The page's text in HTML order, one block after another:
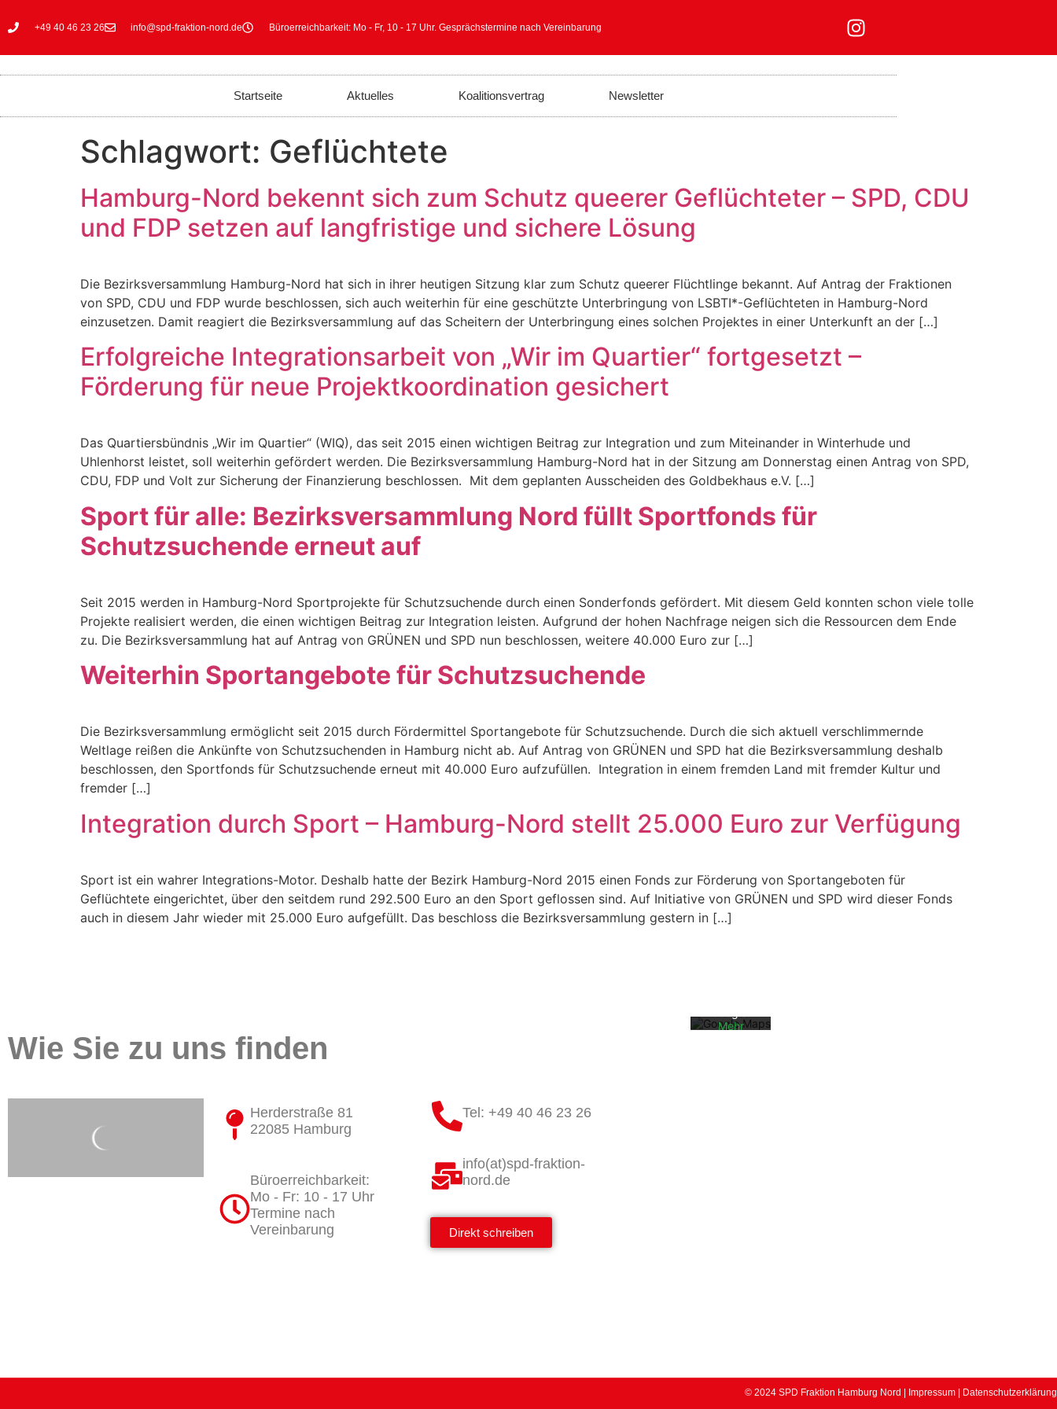
+49 40 46 23 26 info@spd-fraktion-nord.de Büroerreichbarkeit: Mo - Fr, 10 - 17 Uhr. Gesprächstermine nach Vereinbarung
Startseite Aktuelles Koalitionsvertrag Newsletter
Schlagwort: Geflüchtete
Hamburg-Nord bekennt sich zum Schutz queerer Geflüchteter – SPD, CDU
und FDP setzen auf langfristige und sichere Lösung
Die Bezirksversammlung Hamburg-Nord hat sich in ihrer heutigen Sitzung klar zum Schutz queerer Flüchtlinge bekannt. Auf Antrag der Fraktionen
von SPD, CDU und FDP wurde beschlossen, sich auch weiterhin für eine geschützte Unterbringung von LSBTI*-Geflüchteten in Hamburg-Nord
einzusetzen. Damit reagiert die Bezirksversammlung auf das Scheitern der Unterbringung eines solchen Projektes in einer Unterkunft an der […]
Erfolgreiche Integrationsarbeit von „Wir im Quartier“ fortgesetzt –
Förderung für neue Projektkoordination gesichert
Das Quartiersbündnis „Wir im Quartier“ (WIQ), das seit 2015 einen wichtigen Beitrag zur Integration und zum Miteinander in Winterhude und
Uhlenhorst leistet, soll weiterhin gefördert werden. Die Bezirksversammlung Hamburg-Nord hat in der Sitzung am Donnerstag einen Antrag von SPD,
CDU, FDP und Volt zur Sicherung der Finanzierung beschlossen. Mit dem geplanten Ausscheiden des Goldbekhaus e.V. […]
Sport für alle: Bezirksversammlung Nord füllt Sportfonds für
Schutzsuchende erneut auf
Seit 2015 werden in Hamburg-Nord Sportprojekte für Schutzsuchende durch einen Sonderfonds gefördert. Mit diesem Geld konnten schon viele tolle
Projekte realisiert werden, die einen wichtigen Beitrag zur Integration leisten. Aufgrund der hohen Nachfrage neigen sich die Ressourcen dem Ende
zu. Die Bezirksversammlung hat auf Antrag von GRÜNEN und SPD nun beschlossen, weitere 40.000 Euro zur […]
Weiterhin Sportangebote für Schutzsuchende
Die Bezirksversammlung ermöglicht seit 2015 durch Fördermittel Sportangebote für Schutzsuchende. Durch die sich aktuell verschlimmernde
Weltlage reißen die Ankünfte von Schutzsuchenden in Hamburg nicht ab. Auf Antrag von GRÜNEN und SPD hat die Bezirksversammlung deshalb
beschlossen, den Sportfonds für Schutzsuchende erneut mit 40.000 Euro aufzufüllen. Integration in einem fremden Land mit fremder Kultur und
fremder […]
Integration durch Sport – Hamburg-Nord stellt 25.000 Euro zur Verfügung
Sport ist ein wahrer Integrations-Motor. Deshalb hatte der Bezirk Hamburg-Nord 2015 einen Fonds zur Förderung von Sportangeboten für
Geflüchtete eingerichtet, über den seitdem rund 292.500 Euro an den Sport geflossen sind. Auf Initiative von GRÜNEN und SPD wird dieser Fonds
auch in diesem Jahr wieder mit 25.000 Euro aufgefüllt. Das beschloss die Bezirksversammlung gestern in […]
Wie Sie zu uns finden
Herderstraße 81
22085 Hamburg
Büroerreichbarkeit:
Mo - Fr: 10 - 17 Uhr
Termine nach
Vereinbarung
Tel: +49 40 46 23 26
info(at)spd-fraktion-
nord.de
Direkt schreiben
Mit dem
Laden der
Mehr
© 2024 SPD Fraktion Hamburg Nord | Impressum | Datenschutzerklärung